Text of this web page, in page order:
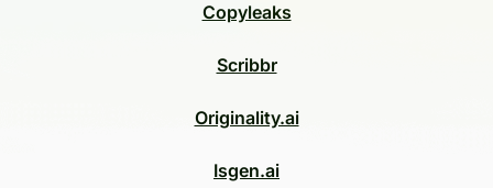
Copyleaks
Scribbr
Originality.ai
Isgen.ai